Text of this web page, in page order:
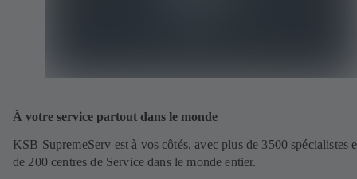
À votre service partout dans le monde
KSB SupremeServ est à vos côtés, avec plus de 3500 spécialistes
de 200 centres de Service dans le monde entier.